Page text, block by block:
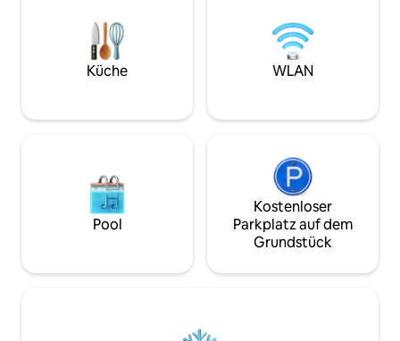
Entspanne dich auf einem ruhigen
Balkon mit Buddha oder genieße Indoor-
Spiele. In der Toskana gelegene „Gated
die Uhr. Kostenpflichtige Abholung vom
Chennai Trade
entfernt,
– Omega-Schule,
in der Enklave RAUCHEN AUẞERHALB
KLEINERE
Küche WLAN
Pool
Kostenloser
Parkplatz auf dem
Grundstück